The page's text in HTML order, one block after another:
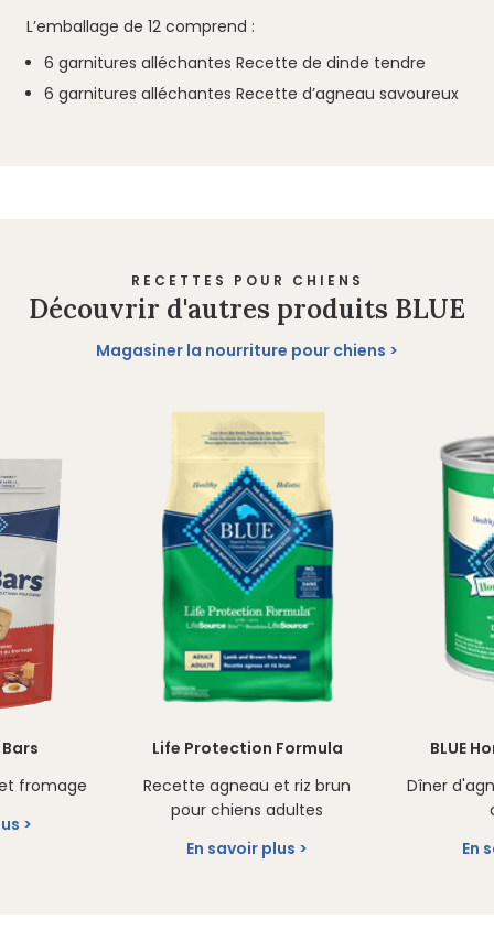
L’emballage de 12 comprend :
6 garnitures alléchantes Recette de dinde tendre
6 garnitures alléchantes Recette d’agneau savoureux
RECETTES POUR CHIENS
Découvrir d'autres produits BLUE
Magasiner la nourriture pour chiens
fromage
Life Protection Formula
Recette agneau et riz brun
pour chiens adultes
En savoir plus
BLUE
Dîner
En